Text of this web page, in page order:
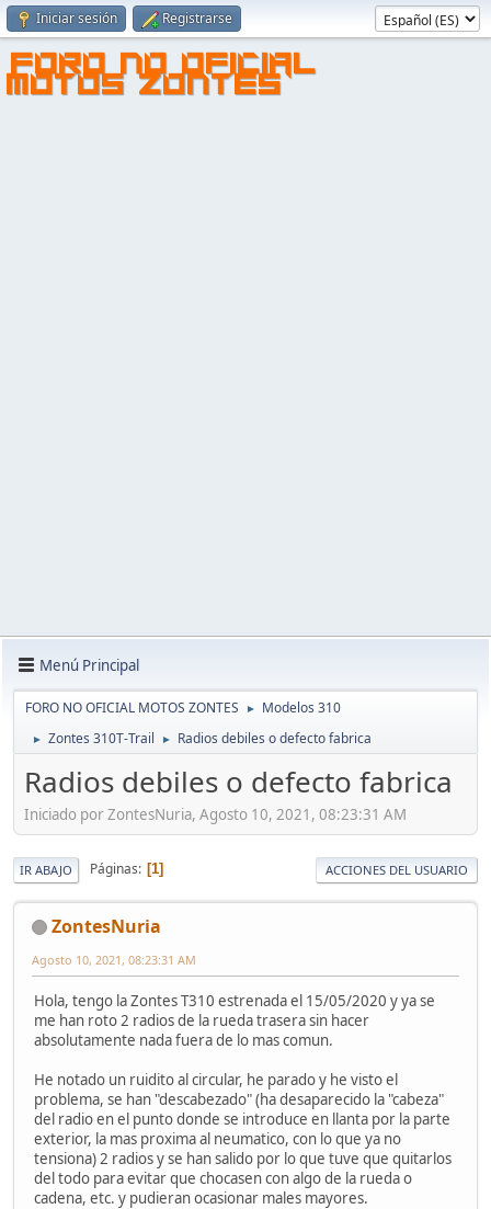
Iniciar sesión Registrarse
FORO NO OFICIAL
MOTOS ZONTES
Menú Principal
FORO NO OFICIAL MOTOS ZONTES ► Modelos 310
► Zontes 310T-Trail ► Radios debiles o defecto fabrica
Radios debiles o defecto fabrica
Iniciado por ZontesNuria, Agosto 10, 2021, 08:23:31 AM
IR ABAJO Páginas 1 ACCIONES DEL USUARIO
ZontesNuria
Agosto 10, 2021, 08:23:31 AM
Hola, tengo la Zontes T310 estrenada el 15/05/2020 y ya se
me han roto 2 radios de la rueda trasera sin hacer
absolutamente nada fuera de lo mas comun.
He notado un ruidito al circular, he parado y he visto el
problema, se han "descabezado" (ha desaparecido la "cabeza"
del radio en el punto donde se introduce en llanta por la parte
exterior, la mas proxima al neumatico, con lo que ya no
tensiona) 2 radios y se han salido por lo que tuve que quitarlos
del todo para evitar que chocasen con algo de la rueda o
cadena, etc. y pudieran ocasionar males mayores.